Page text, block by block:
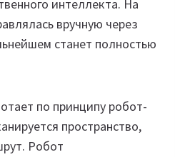
интеллекта. На
вручную через
станет полностью
по принципу робот-
пространство,
Робот